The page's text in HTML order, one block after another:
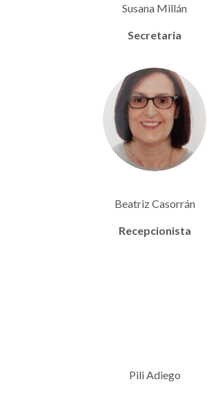
Susana Millán
Secretaria
Beatriz Casorrán
Recepcionista
Pili Adiego